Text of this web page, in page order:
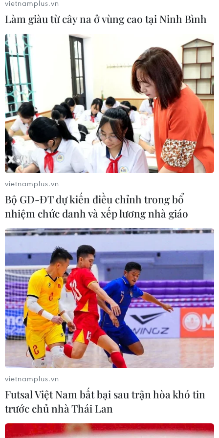
vietnamplus.vn
Làm giàu từ cây na ở vùng cao tại Ninh Bình
vietnamplus.vn
Bộ GD-ĐT dự kiến điều chỉnh trong bổ
nhiệm chức danh và xếp lương nhà giáo
vietnamplus.vn
Futsal Việt Nam bất bại sau trận hòa khó tin
trước chủ nhà Thái Lan